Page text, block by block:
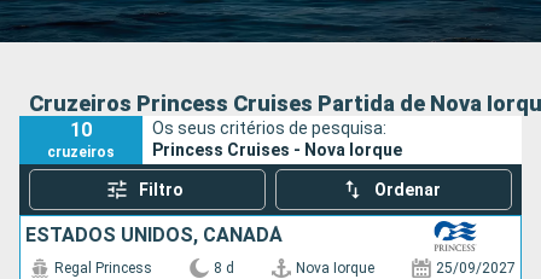
Portos Companhias
Cruzeiros Princess Cruises Partida de Nova
10
cruzeiros
Os seus critérios de pesquisa:
Princess Cruises - Nova Iorque
Filtro Ordenar
ESTADOS UNIDOS, CANADÁ
Regal Princess 8 d Nova Iorque 25/09/2027